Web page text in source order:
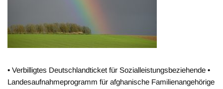
• Verbilligtes Deutschlandticket für Sozialleistungsbeziehende •
Landesaufnahmeprogramm für afghanische Familienangehörige